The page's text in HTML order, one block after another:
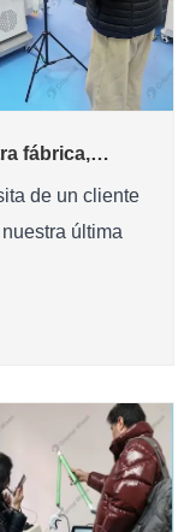
fábrica,
de un cliente
última